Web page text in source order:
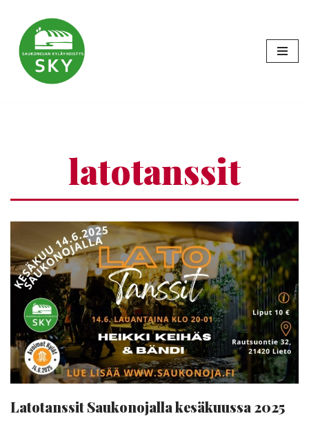
Siirry
suoraan
sisältöön
latotanssit
Latotanssit Saukonojalla kesäkuussa 2025